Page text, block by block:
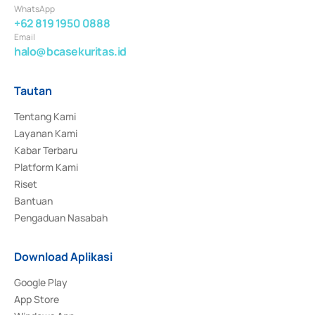
WhatsApp
+62 819 1950 0888
Email
halo@bcasekuritas.id
Tautan
Tentang Kami
Layanan Kami
Kabar Terbaru
Platform Kami
Riset
Bantuan
Pengaduan Nasabah
Download Aplikasi
Google Play
App Store